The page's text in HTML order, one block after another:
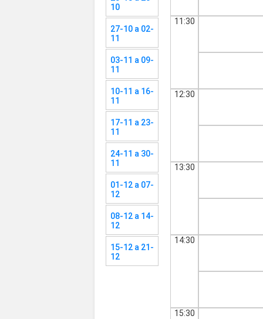
10
27-10 a 02-
11
03-11 a 09-
11
10-11 a 16-
11
17-11 a 23-
11
24-11 a 30-
11
01-12 a 07-
12
08-12 a 14-
12
15-12 a 21-
12
11:30
12:30
13:30
14:30
15:30